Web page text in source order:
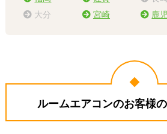
大分
宮崎 鹿
ルームエアコンのお客様